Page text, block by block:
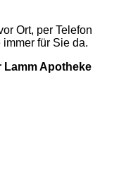
Ort, per Telefon
für Sie da.
Lamm Apotheke